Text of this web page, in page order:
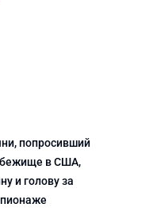
попросивший
в США,
и голову за